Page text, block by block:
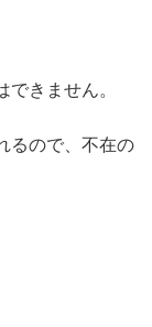
きません。
るので、不在の